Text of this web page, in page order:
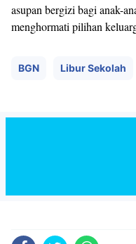
asupan bergizi bagi anak-
menghormati pilihan
BGN Libur Sekolah